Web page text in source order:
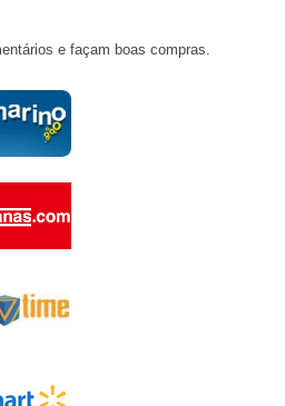
e façam boas compras.